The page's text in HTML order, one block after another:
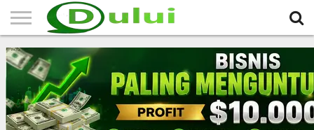
HOME
TERBARU
BERITA
SEJARAH
KOMUNITAS
IKLAN
GRATIS
RELIGI
LAINNYA
MITRA